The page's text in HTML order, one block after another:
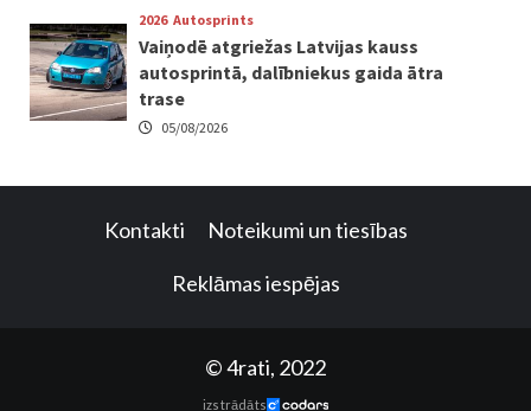
2026 Autosprints
Vaiņodē atgriežas Latvijas kauss
autosprintā, dalībniekus gaida ātra
trase
05/08/2026
Kontakti Noteikumi un tiesības
Reklāmas iespējas
© 4rati, 2022
izstrādāts